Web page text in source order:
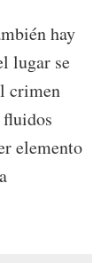
hay
lugar se
crimen
elemento